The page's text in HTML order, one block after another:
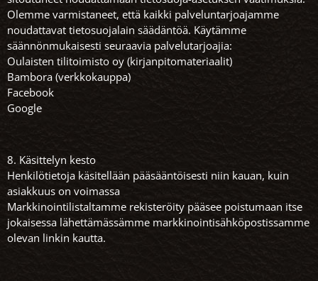
Olemme varmistaneet, että kaikki palveluntarjoajamme
noudattavat tietosuojalain säädäntöä. Käytämme
säännönmukaisesti seuraavia palvelutarjoajia:
Oulaisten tilitoimisto oy (kirjanpitomateriaalit)
Bambora (verkkokauppa)
Facebook
Google
8. Käsittelyn kesto
Henkilötietoja käsitellään pääsääntöisesti niin kauan, kuin
asiakkuus on voimassa
Markkinointilistaltamme rekisteröity pääsee poistumaan itse
jokaisessa lähettämässämme markkinointisähköpostissamme
olevan linkin kautta.